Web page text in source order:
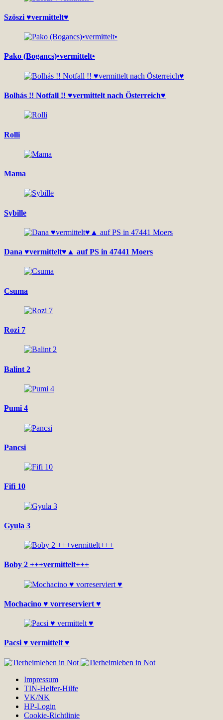
Szöszi ♥vermittelt♥
Pako (Bogancs)•vermittelt•
Bolhás !! Notfall !! ♥vermittelt nach Österreich♥
Rolli
Mama
Sybille
Dana ♥vermittelt♥▲ auf PS in 47441 Moers
Csuma
Rozi 7
Balint 2
Pumi 4
Pancsi
Fifi 10
Gyula 3
Boby 2 +++vermittelt+++
Mochacino ♥ vorreserviert ♥
Pacsi ♥ vermittelt ♥
Impressum
TIN-Helfer-Hilfe
VK/NK
HP-Login
Cookie-Richtlinie